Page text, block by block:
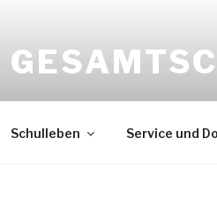
Schulleben Service und